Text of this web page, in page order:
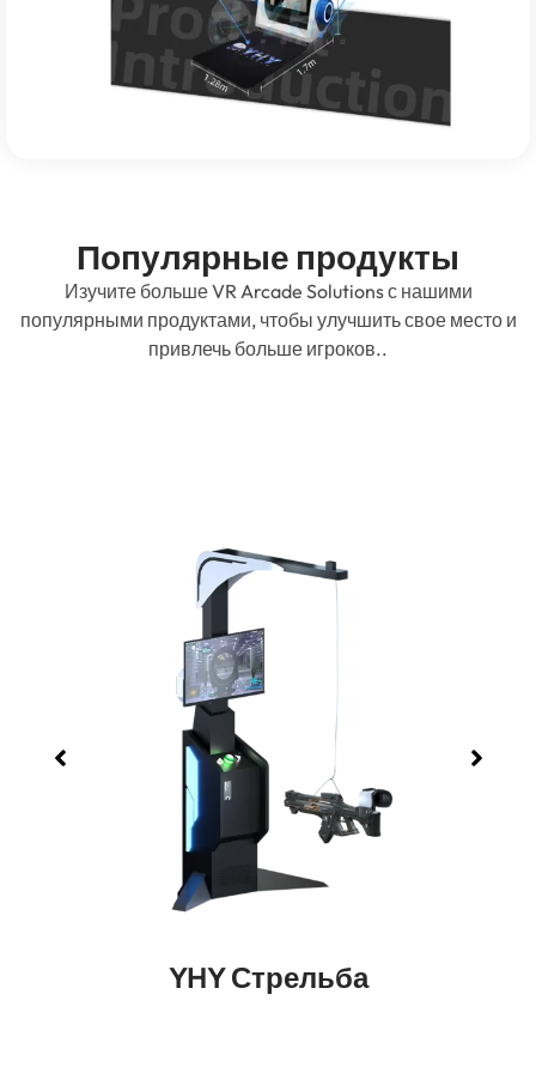
Популярные продукты
Изучите больше VR Arcade Solutions с нашими
популярными продуктами, чтобы улучшить свое место и
привлечь больше игроков..
YHY Стрельба